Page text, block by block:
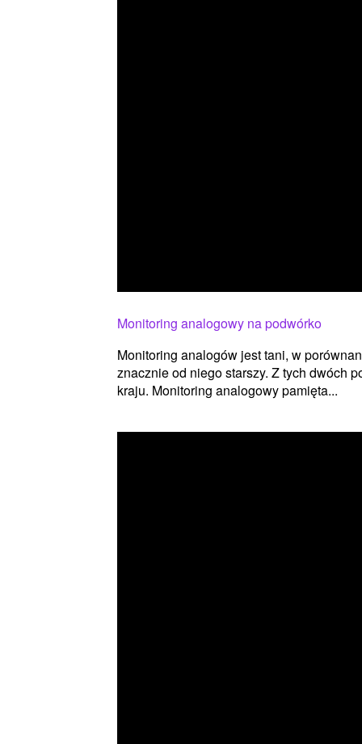
Monitoring analogowy na podwórko
Monitoring analogów jest tani, w
znacznie od niego starszy. Z tych dwóch
kraju. Monitoring analogowy pamięta...